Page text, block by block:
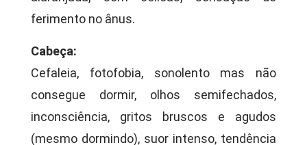
ferimento no ânus.
Cabeça:
Cefaleia, fotofobia, sonolento mas não
consegue dormir, olhos semifechados,
inconsciência, gritos bruscos e agudos
(mesmo dormindo), suor intenso, tendência